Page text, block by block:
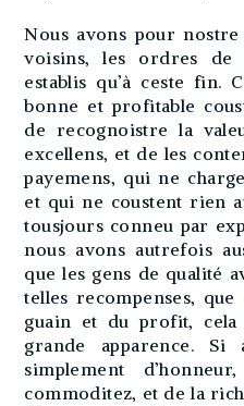
Nous avons pour
voisins, les ordres de
establis qu’à ceste fin.
bonne et profitable
de recognoistre la
excellens, et de les
payemens, qui ne
et qui ne coustent rien
tousjours conneu par
nous avons autrefois
que les gens de qualité
telles recompenses,
guain et du profit, cela
grande apparence.
simplement
commoditez, et de la